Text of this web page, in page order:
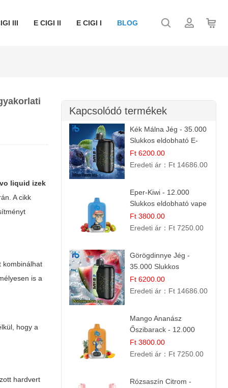
III E CIGI II E CIGI I BLOG
liquid izek
A cikk
kombinálhat
is a
hogy a
hardvert
Kapcsolódó termékek
Kék Málna Jég - 35.000
Slukkos eldobható E-
cigaretta | Frissítő
Ízélmény
Ft 6200.00
Eredeti ár： Ft 14686.00
Eper-Kiwi - 12.000
Slukkos eldobható vape
| Friss Gyümölcs
Kombináció
Ft 3800.00
Eredeti ár： Ft 7250.00
Görögdinnye Jég -
35.000 Slukkos
eldobható vape |
IBVape Bar Frissítő
Ft 6200.00
Eredeti ár： Ft 14686.00
Mango Ananász
Őszibarack - 12.000
Slukkos eldobható e-
Cigaretta
Ft 3800.00
Eredeti ár： Ft 7250.00
Rózsaszín Citrom -